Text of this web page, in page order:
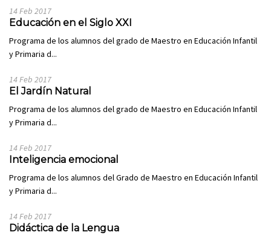
14 Feb 2017
Educación en el Siglo XXI
Programa de los alumnos del grado de Maestro en Educación Infantil
y Primaria d...
14 Feb 2017
El Jardín Natural
Programa de los alumnos del grado de Maestro en Educación Infantil
y Primaria d...
14 Feb 2017
Inteligencia emocional
Programa de los alumnos del Grado de Maestro en Educación Infantil
y Primaria d...
14 Feb 2017
Didáctica de la Lengua